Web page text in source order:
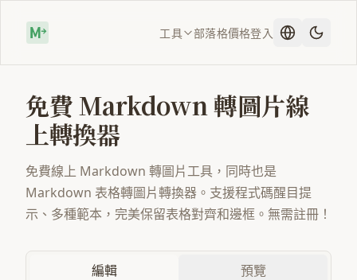
工具 部落格價格登入
免費 Markdown 轉圖片線
上轉換器
免費線上 Markdown 轉圖片工具，同時也是
Markdown 表格轉圖片轉換器。支援程式碼醒目提
示、多種範本，完美保留表格對齊和邊框。無需註冊！
編輯 預覽